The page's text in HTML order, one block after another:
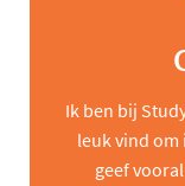
Ik ben bij
leuk vind om
geef